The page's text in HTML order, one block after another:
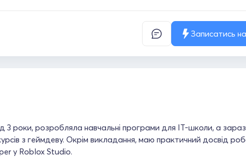
Записатись
3 роки, розробляла навчальні програми для ІТ-школи, а
з геймдеву. Окрім викладання, маю практичний досвід
у Roblox Studio.